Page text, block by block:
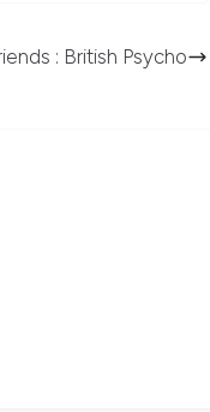
: British Psycho